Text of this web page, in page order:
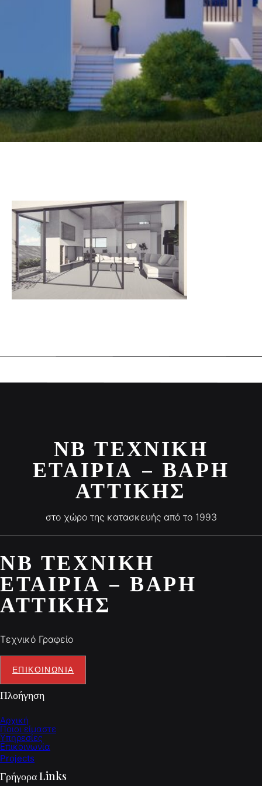
ΝΒ ΤΕΧΝΙΚΉ
ΕΤΑΙΡΊΑ – ΒΆΡΗ
ΑΤΤΙΚΉΣ
στο χώρο της κατασκευής από το 1993
ΝΒ ΤΕΧΝΙΚΉ
ΕΤΑΙΡΊΑ – ΒΆΡΗ
ΑΤΤΙΚΉΣ
Τεχνικό Γραφείο
ΕΠΙΚΟΙΝΩΝΙΑ
Πλοήγηση
Αρχική
Ποιοι είμαστε
Υπηρεσίες
Επικοινωνία
Projects
Γρήγορα Links